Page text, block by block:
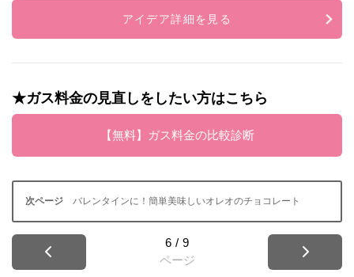
アイデア詳細を見る
★ガス料金の見直しをしたい方はこちら
【無料】ガス料金の比較診断
バレンタインに！簡単美味しいオレオのチョコレート
6 / 9
ページ